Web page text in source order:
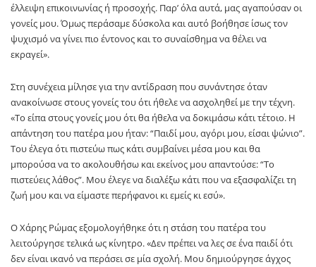
έλλειψη επικοινωνίας ή προσοχής. Παρ’ όλα αυτά, μας αγαπούσαν οι
γονείς μου. Όμως περάσαμε δύσκολα και αυτό βοήθησε ίσως τον
ψυχισμό να γίνει πιο έντονος και το συναίσθημα να θέλει να
εκραγεί».
Στη συνέχεια μίλησε για την αντίδραση που συνάντησε όταν
ανακοίνωσε στους γονείς του ότι ήθελε να ασχοληθεί με την τέχνη.
«Το είπα στους γονείς μου ότι θα ήθελα να δοκιμάσω κάτι τέτοιο. Η
απάντηση του πατέρα μου ήταν: “Παιδί μου, αγόρι μου, είσαι ψώνιο”.
Του έλεγα ότι πιστεύω πως κάτι συμβαίνει μέσα μου και θα
μπορούσα να το ακολουθήσω και εκείνος μου απαντούσε: “Το
πιστεύεις λάθος”. Μου έλεγε να διαλέξω κάτι που να εξασφαλίζει τη
ζωή μου και να είμαστε περήφανοι κι εμείς κι εσύ».
Ο Χάρης Ρώμας εξομολογήθηκε ότι η στάση του πατέρα του
λειτούργησε τελικά ως κίνητρο. «Δεν πρέπει να λες σε ένα παιδί ότι
δεν είναι ικανό να περάσει σε μία σχολή. Μου δημιούργησε άγχος